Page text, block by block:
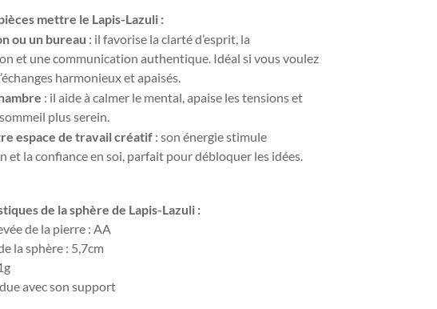
mettre le Lapis-Lazuli :
ou un bureau : il favorise la clarté d’esprit, la
et une communication authentique. Idéal si vous voulez
harmonieux et apaisés.
: il aide à calmer le mental, apaise les tensions et
plus serein.
espace de travail créatif : son énergie stimule
et la confiance en soi, parfait pour débloquer les idées.
de la sphère de Lapis-Lazuli :
de la pierre : AA
la sphère : 5,7cm
avec son support